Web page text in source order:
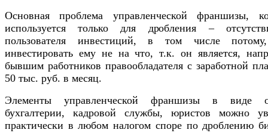
Основная проблема управленческой франшизы,
используется только для дробления –
пользователя инвестиций, в том числе
инвестировать ему не на что, т.к. он является,
бывшим работников правообладателя с заработной
50 тыс. руб. в месяц.
Элементы управленческой франшизы в виде
бухгалтерии, кадровой службы, юристов можно
практически в любом налогом споре по дроблению